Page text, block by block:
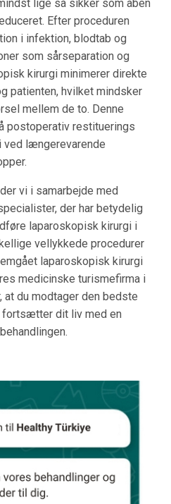
lige så sikker som åben
Efter proceduren
i infektion, blodtab og
som sårseparation og
kirurgi minimerer direkte
patienten, hvilket mindsker
mellem de to. Denne
postoperativ restituerings
ved længerevarende
vi i samarbejde med
der har betydelig
laparoskopisk kirurgi i
vellykkede procedurer
laparoskopisk kirurgi
medicinske turismefirma i
at du modtager den bedste
fortsætter dit liv med en